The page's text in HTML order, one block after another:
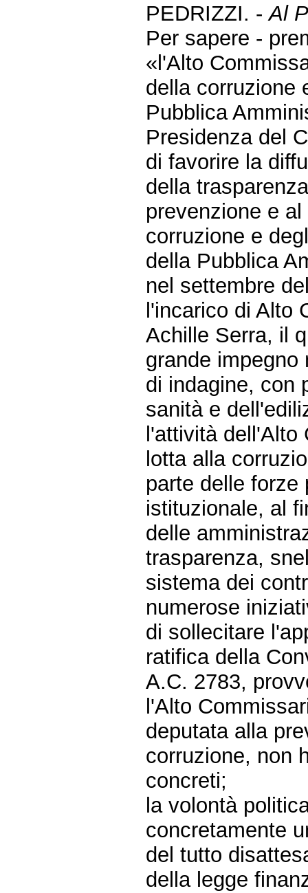
PEDRIZZI. -Al
Per sapere -
«l'Alto
della corruzione
Pubblica
Presidenza del
di favorire la
della
prevenzione e
corruzione e
della Pubblica
nel settembre
l'incarico di Alto
Achille Serra, il
grande
di indagine, con
sanità e
l'attività dell'Alto
lotta alla
parte delle forze
istituzionale, al
delle
trasparenza,
sistema dei
numerose
di sollecitare
ratifica della
A.C. 2783,
l'Alto
deputata alla
corruzione, non
concreti;
la volontà
concretamente
del tutto
della legge